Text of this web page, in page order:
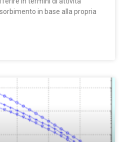
in base alla propria